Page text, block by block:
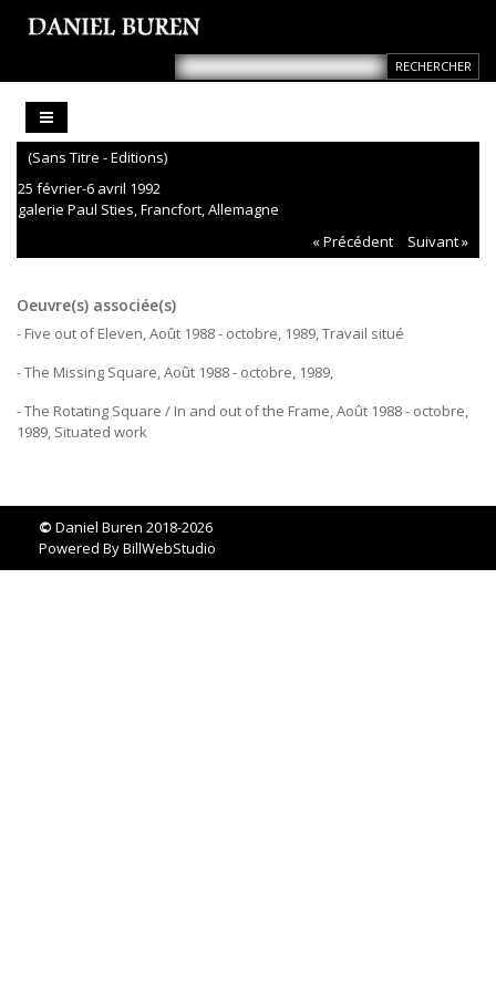
(Sans Titre - Editions)
25 février-6 avril 1992
galerie Paul Sties, Francfort, Allemagne
« Précédent
Suivant »
Oeuvre(s) associée(s)
- Five out of Eleven, Août 1988 - octobre, 1989, Travail situé
- The Missing Square, Août 1988 - octobre, 1989,
- The Rotating Square / In and out of the Frame, Août 1988 - octobre,
1989, Situated work
© Daniel Buren 2018-2026
Powered ByBillWebStudio